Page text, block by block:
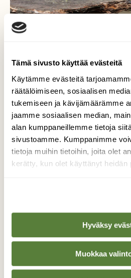
Tämä sivusto käyttää evästeitä
Käytämme evästeitä
räätälöimiseen, sosiaalisen
tukemiseen ja kävijämäärämme
jaamme sosiaalisen median,
alan kumppaneillemme tietoja
sivustoamme. Kumppanimme
tietoja muihin tietoihin, joita olet
kerätty, kun olet käyttänyt heidän
Hyväksy
Muokkaa
saapui
Valokuvaaja: Hanna
15.5.2026
TAKAISIN